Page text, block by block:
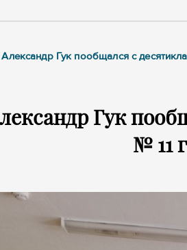
Гук пообщался с
Гук
№ 11